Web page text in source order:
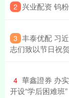
2 兴业配资 钨
3 丰泰优配 习
志们致以节日祝
4 華鑫證券 办
开设“学后困难班”